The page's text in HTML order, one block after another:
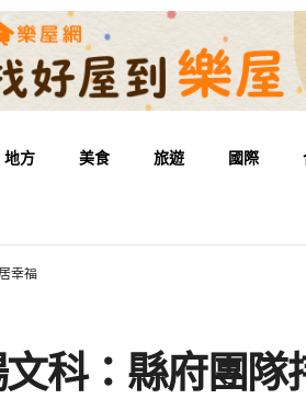
地方 美食 旅遊 國際
幸福
科：縣府團隊